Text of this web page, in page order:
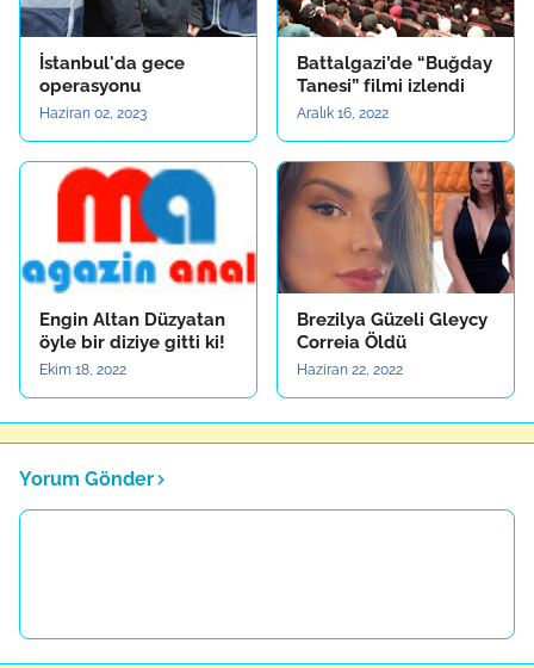
İstanbul'da gece
operasyonu
Haziran 02, 2023
Battalgazi’de “Buğday
Tanesi” filmi izlendi
Aralık 16, 2022
Engin Altan Düzyatan
öyle bir diziye gitti ki!
Ekim 18, 2022
Brezilya Güzeli Gleycy
Correia Öldü
Haziran 22, 2022
Yorum Gönder